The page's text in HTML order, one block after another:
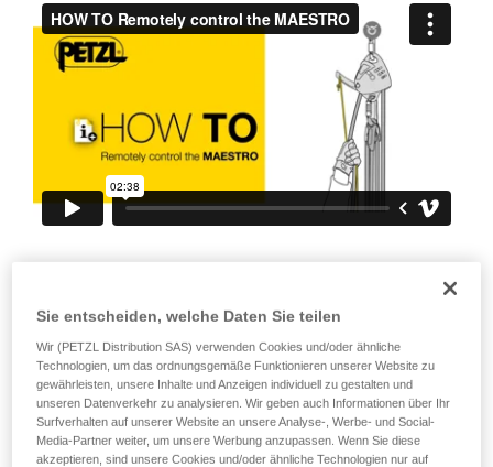
aufmerksam durch, bevor Sie diesen zu Rate
ziehen. Um diese Zusatzinformationen
verstehen zu können, müssen Sie zuerst die in
der Gebrauchsanweisung enthaltenen
Informationen richtig verstanden haben.
Die Beherrschung dieser Techniken setzt eine
entsprechende Ausbildung und ein spezielles
Training voraus. Prüfen Sie zusammen mit
einem Profi, ob Sie in der Lage sind, den
Vorgang alleine sicher zu wiederholen, bevor
beschrieben werden.
Sie entscheiden, welche Daten Sie teilen
Wir (PETZL Distribution SAS) verwenden Cookies und/oder ähnliche
Technologien, um das ordnungsgemäße Funktionieren unserer Website zu
gewährleisten, unsere Inhalte und Anzeigen individuell zu gestalten und
unseren Datenverkehr zu analysieren. Wir geben auch Informationen über Ihr
Surfverhalten auf unserer Website an unsere Analyse-, Werbe- und Social-
Media-Partner weiter, um unsere Werbung anzupassen. Wenn Sie diese
akzeptieren, sind unsere Cookies und/oder ähnliche Technologien nur auf